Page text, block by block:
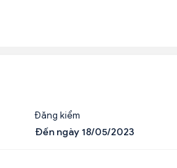
Đăng kiểm
Đến ngày 18/05/2023